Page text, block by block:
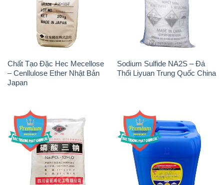
Chất Tạo Đặc Hec Mecellose
– Cenllulose Ether Nhật Bản
Japan
Sodium Sulfide NA2S – Đá
Thối Liyuan Trung Quốc China